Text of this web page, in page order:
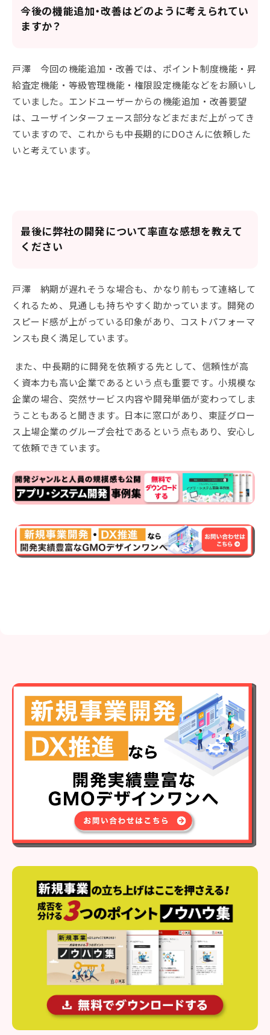
今後の機能追加・改善はどのように考えられてい
ますか？
戸澤 今回の機能追加・改善では、ポイント制度機能・昇
給査定機能・等級管理機能・権限設定機能などをお願いし
ていました。エンドユーザーからの機能追加・改善要望
は、ユーザインターフェース部分などまだまだ上がってき
ていますので、これからも中長期的にDOさんに依頼した
いと考えています。
最後に弊社の開発について率直な感想を教えて
ください
戸澤 納期が遅れそうな場合も、かなり前もって連絡して
くれるため、見通しも持ちやすく助かっています。開発の
スピード感が上がっている印象があり、コストパフォーマ
ンスも良く満足しています。
また、中長期的に開発を依頼する先として、信頼性が高
く資本力も高い企業であるという点も重要です。小規模な
企業の場合、突然サービス内容や開発単価が変わってしま
うこともあると聞きます。日本に窓口があり、東証グロー
ス上場企業のグループ会社であるという点もあり、安心し
て依頼できています。